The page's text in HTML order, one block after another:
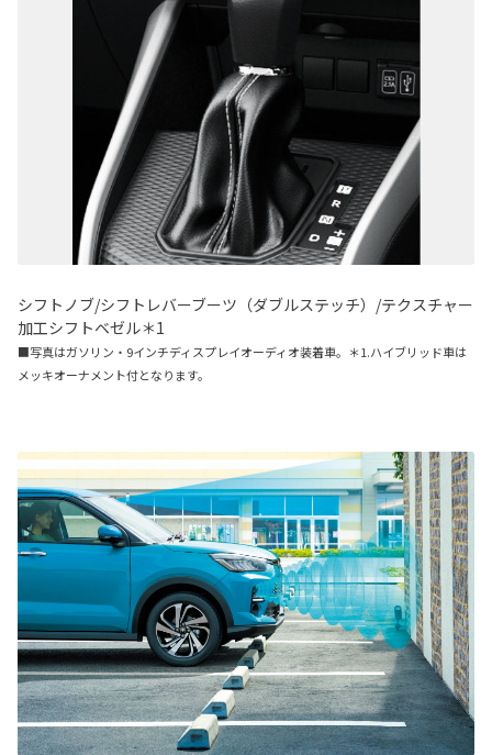
シフトノブ/シフトレバーブーツ（ダブルステッチ）/テクスチャー
加工シフトベゼル＊1
■写真はガソリン・9インチディスプレイオーディオ装着車。＊1.ハイブリッド車は
メッキオーナメント付となります。